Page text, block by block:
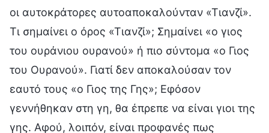
οι αυτοκράτορες αυτοαποκαλούνταν «Τιανζί».
Τι σημαίνει ο όρος «Τιανζί»; Σημαίνει «ο γιος
του ουράνιου ουρανού» ή πιο σύντομα «ο Γιος
του Ουρανού». Γιατί δεν αποκαλούσαν τον
εαυτό τους «ο Γιος της Γης»; Εφόσον
γεννήθηκαν στη γη, θα έπρεπε να είναι γιοι της
γης. Αφού, λοιπόν, είναι προφανές πως